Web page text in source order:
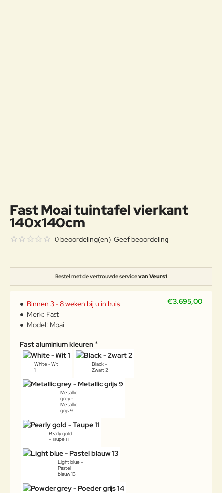
Fast Moai tuintafel vierkant
140x140cm
Bestel met de vertrouwde servicevan Veurst
0 beoordeling(en) Geef beoordeling
€3.695,00
Binnen 3 - 8 weken bij u in huis
Merk: Fast
Model: Moai
Fast aluminium kleuren
White - Wit
1
Black -
Zwart 2
Metallic
grey -
Metallic
grijs 9
Pearly gold
- Taupe 11
Light blue -
Pastel
blauw 13